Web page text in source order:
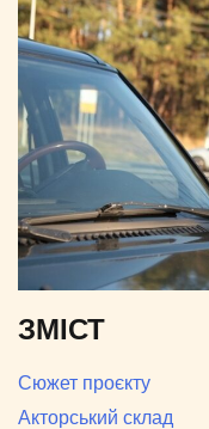
ЗМІСТ
Сюжет проєкту
Акторський склад